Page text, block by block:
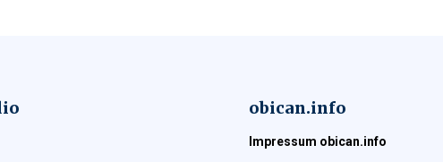
obican.info
Impressum obican.info